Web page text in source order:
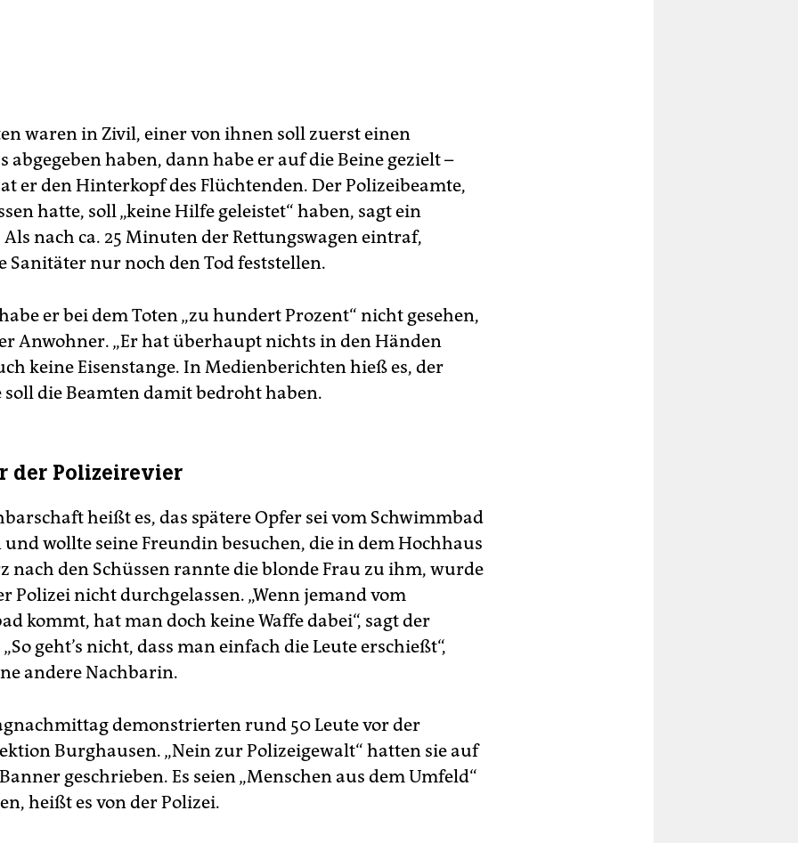
waren in Zivil, einer von ihnen soll zuerst einen
abgegeben haben, dann habe er auf die Beine gezielt –
er den Hinterkopf des Flüchtenden. Der Polizeibeamte,
hatte, soll „keine Hilfe geleistet“ haben, sagt ein
nach ca. 25 Minuten der Rettungswagen eintraf,
Sanitäter nur noch den Tod feststellen.
er bei dem Toten „zu hundert Prozent“ nicht gesehen,
Anwohner. „Er hat überhaupt nichts in den Händen
keine Eisenstange. In Medienberichten hieß es, der
soll die Beamten damit bedroht haben.
der Polizeirevier
heißt es, das spätere Opfer sei vom Schwimmbad
und wollte seine Freundin besuchen, die in dem Hochhaus
nach den Schüssen rannte die blonde Frau zu ihm, wurde
Polizei nicht durchgelassen. „Wenn jemand vom
kommt, hat man doch keine Waffe dabei“, sagt der
geht’s nicht, dass man einfach die Leute erschießt“,
andere Nachbarin.
demonstrierten rund 50 Leute vor der
Burghausen. „Nein zur Polizeigewalt“ hatten sie auf
geschrieben. Es seien „Menschen aus dem Umfeld“
heißt es von der Polizei.